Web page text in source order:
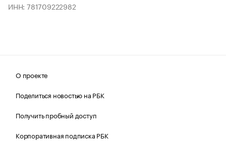
ИНН: 781709222982
О проекте
Поделиться новостью на РБК
Получить пробный доступ
Корпоративная подписка РБК